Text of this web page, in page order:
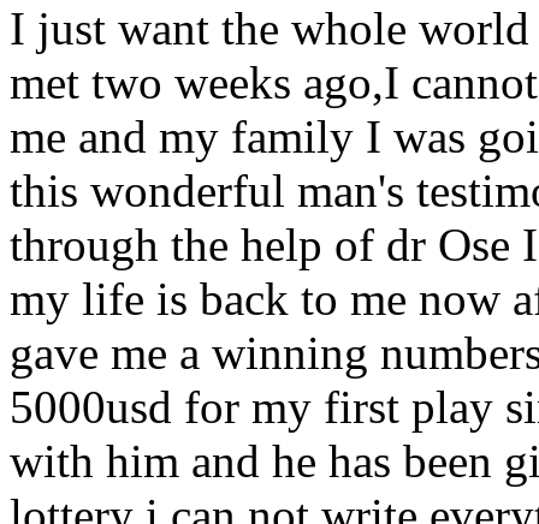
I just want the whole
met two weeks ago,I
me and my family I was
this wonderful man's
through the help of dr Ose
my life is back to me now
gave me a winning
5000usd for my first play
with him and he has been